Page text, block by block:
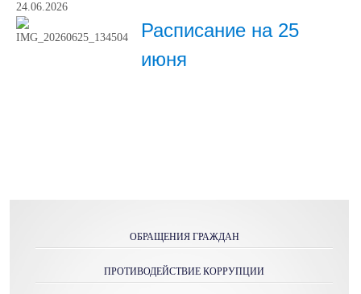
24.06.2026
Расписание на 25
июня
ОБРАЩЕНИЯ ГРАЖДАН
ПРОТИВОДЕЙСТВИЕ КОРРУПЦИИ